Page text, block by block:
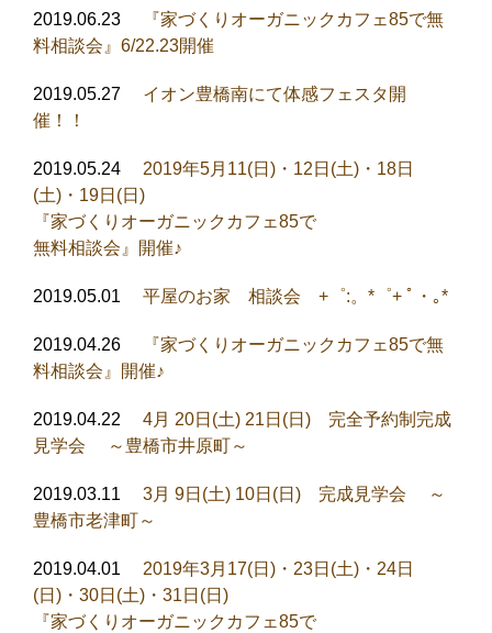
2019.06.23
『家づくりオーガニックカフェ85で無
料相談会』6/22.23開催
2019.05.27
イオン豊橋南にて体感フェスタ開
催！！
2019.05.24
2019年5月11(日)・12日(土)・18日
(土)・19日(日)
『家づくりオーガニックカフェ85で
無料相談会』開催♪
2019.05.01 平屋のお家 相談会 +゜:。*゜+ ﾟ・｡*
2019.04.26
『家づくりオーガニックカフェ85で無
料相談会』開催♪
2019.04.22
4月 20日(土) 21日(日) 完全予約制完成
見学会 ～豊橋市井原町～
2019.03.11
3月 9日(土) 10日(日) 完成見学会 ～
豊橋市老津町～
2019.04.01
2019年3月17(日)・23日(土)・24日
(日)・30日(土)・31日(日)
『家づくりオーガニックカフェ85で